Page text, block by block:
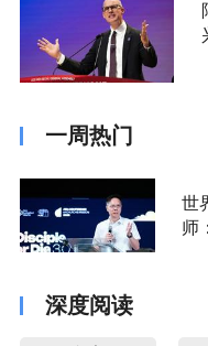
一周热门
世
师
深度阅读